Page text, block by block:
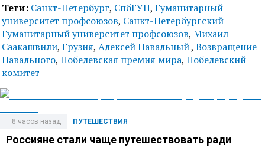
Теги: Санкт-Петербург, СпбГУП, Гуманитарный
университет профсоюзов, Санкт-Петербургский
Гуманитарный университет профсоюзов, Михаил
Саакашвили, Грузия, Алексей Навальный, Возвращение
Навального, Нобелевская премия мира, Нобелевский
комитет
ПУТЕШЕСТВИЯ
8 часов назад
Россияне стали чаще путешествовать ради